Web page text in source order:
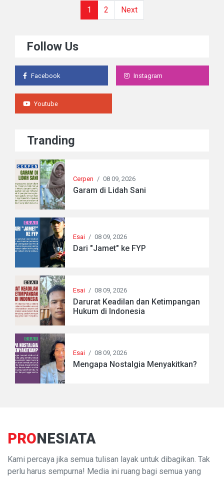
1 (current)
2 Next
Follow Us
Facebook Instagram
Youtube
Tranding
Cerpen / 08 09, 2026
Garam di Lidah Sani
Esai / 08 09, 2026
Dari "Jamet" ke FYP
Esai / 08 09, 2026
Darurat Keadilan dan Ketimpangan
Hukum di Indonesia
Esai / 08 09, 2026
Mengapa Nostalgia Menyakitkan?
PRONESIATA
Kami percaya jika semua tulisan layak untuk dibagikan. Tak
perlu harus sempurna! Media ini ruang bagi semua yang